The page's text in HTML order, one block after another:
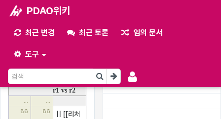
PDAO위키
최근 변경 최근 토론 임의 문서
도구
최근 변경
사이퍼펑크
(비교)
r1 vs r2
...
...
86
86
|| [[리처